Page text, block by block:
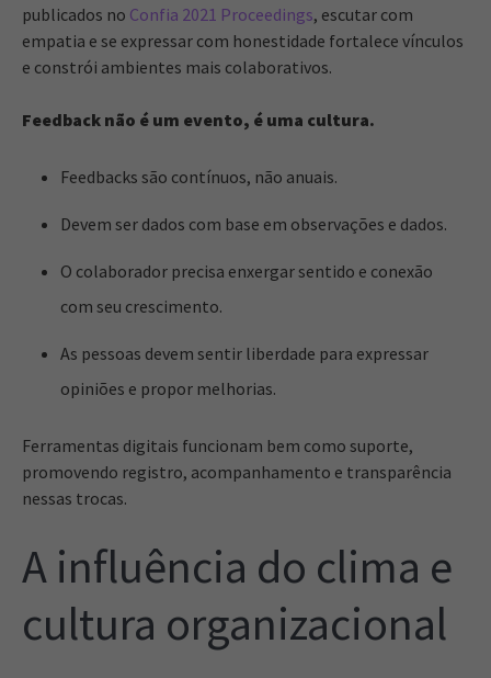
publicados no Confia 2021 Proceedings, escutar com
empatia e se expressar com honestidade fortalece vínculos
e constrói ambientes mais colaborativos.
Feedback não é um evento, é uma cultura.
Feedbacks são contínuos, não anuais.
Devem ser dados com base em observações e dados.
O colaborador precisa enxergar sentido e conexão
com seu crescimento.
As pessoas devem sentir liberdade para expressar
opiniões e propor melhorias.
Ferramentas digitais funcionam bem como suporte,
promovendo registro, acompanhamento e transparência
nessas trocas.
A influência do clima e
cultura organizacional